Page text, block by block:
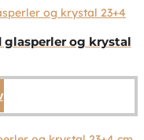
og krystal